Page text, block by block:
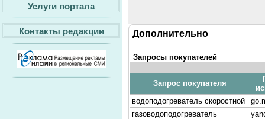
Услуги портала
Контакты редакции Дополнительно
Запросы покупателей
Запрос покупателя
водоподогреватель скоростной
газоводоподогреватель